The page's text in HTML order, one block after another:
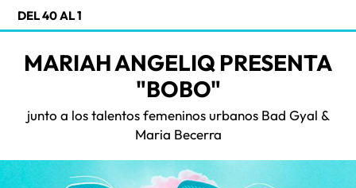
DEL 40 AL 1
MARIAH ANGELIQ PRESENTA
"BOBO"
junto a los talentos femeninos urbanos Bad Gyal &
Maria Becerra